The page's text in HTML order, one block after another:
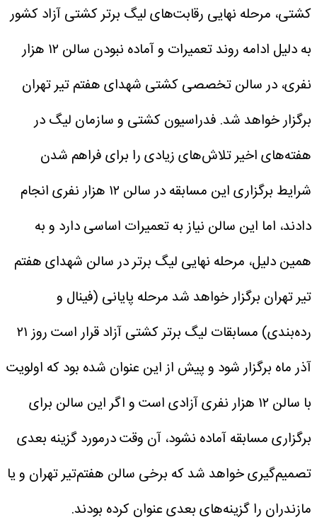
کشتی، مرحله نهایی رقابت‌های لیگ برتر کشتی آزاد کشور
به دلیل ادامه روند تعمیرات و آماده نبودن سالن ۱۲ هزار
نفری، در سالن تخصصی کشتی شهدای هفتم تیر تهران
برگزار خواهد شد. فدراسیون کشتی و سازمان لیگ در
هفته‌های اخیر تلاش‌های زیادی را برای فراهم شدن
شرایط برگزاری این مسابقه در سالن ۱۲ هزار نفری انجام
دادند، اما این سالن نیاز به تعمیرات اساسی دارد و به
همین دلیل، مرحله نهایی لیگ برتر در سالن شهدای هفتم
تیر تهران برگزار خواهد شدمرحله پایانی (فینال و
رده‌بندی) مسابقات لیگ برتر کشتی آزاد قرار است روز ۲۱
آذر ماه برگزار شود و پیش از این عنوان شده بود که اولویت
با سالن ۱۲ هزار نفری آزادی است و اگر این سالن برای
برگزاری مسابقه آماده نشود، آن وقت درمورد گزینه بعدی
تصمیم‌گیری خواهد شد که برخی سالن هفتم‌تیر تهران و یا
مازندران را گزینه‌های بعدی عنوان کرده بودند.